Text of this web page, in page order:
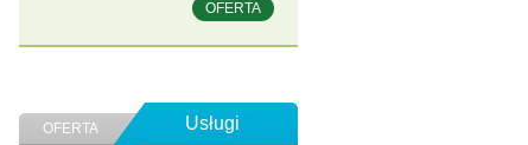
OFERTA
OFERTA Usługi